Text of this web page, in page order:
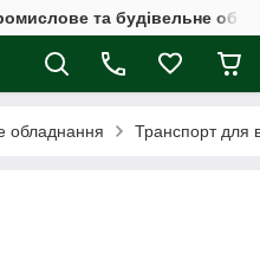
та будівельне
обладнання Транспорт для